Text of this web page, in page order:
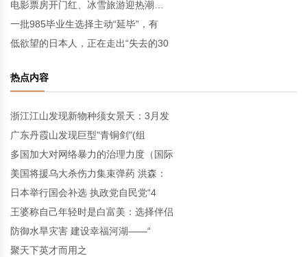
电影票房开门红、冰雪旅游迎热潮…
一批985毕业生选择主动“延毕”，有
低欲望的日本人，正在走出“失去的30
热点内容
浙江江山发现新物种须女景天：3月发
广东丹霞山发现巨型"青铜剑"(组
多国加大对网络暴力的治理力度（国际
美国将援乌大杀伤力集束弹药 洪森：
日本举行国会补选 执政党自民党“4
王婆称自己年轻时是白富美：选择伴侣
防御水旱灾害 建设幸福河湖——“
聚天下英才而用之